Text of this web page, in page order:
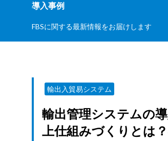
詳しく見る
導入事例
FBSに関する最新情報をお届けします
輸出入貿易システム
輸出管理システムの
上仕組みづくりとは